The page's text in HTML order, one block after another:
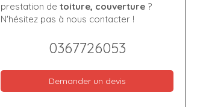
prestation de toiture, couverture ?
N'hésitez pas à nous contacter !
0367726053
Demander un devis